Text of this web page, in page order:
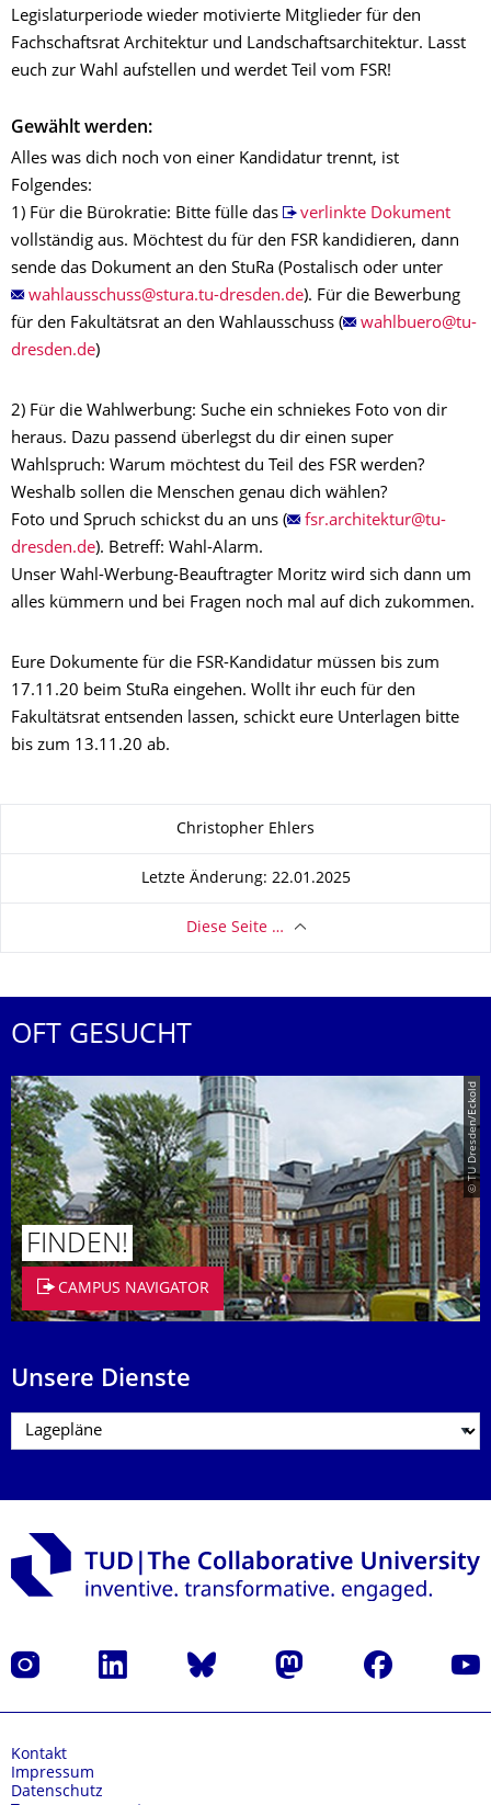
Legislaturperiode wieder motivierte Mitglieder für den
Fachschaftsrat Architektur und Landschaftsarchitektur. Lasst
euch zur Wahl aufstellen und werdet Teil vom FSR!
Gewählt werden:
Alles was dich noch von einer Kandidatur trennt, ist
Folgendes:
1) Für die Bürokratie: Bitte fülle das
verlinkte Dokument
vollständig aus. Möchtest du für den FSR kandidieren, dann
sende das Dokument an den StuRa (Postalisch oder unter
). Für die Bewerbung
für den Fakultätsrat an den Wahlausschuss (
)
2) Für die Wahlwerbung: Suche ein schniekes Foto von dir
heraus. Dazu passend überlegst du dir einen super
Wahlspruch: Warum möchtest du Teil des FSR werden?
Weshalb sollen die Menschen genau dich wählen?
Foto und Spruch schickst du an uns (
). Betreff: Wahl-Alarm.
Unser Wahl-Werbung-Beauftragter Moritz wird sich dann um
alles kümmern und bei Fragen noch mal auf dich zukommen.
Eure Dokumente für die FSR-Kandidatur müssen bis zum
17.11.20 beim StuRa eingehen. Wollt ihr euch für den
Fakultätsrat entsenden lassen, schickt eure Unterlagen bitte
bis zum 13.11.20 ab.
Christopher Ehlers
Letzte Änderung: 22.01.2025
Diese Seite …
OFT GESUCHT
© TU Dresden/Eckold
FINDEN!
CAMPUS NAVIGATOR
Unsere Dienste
Instagram LinkedIn Bluesky Mastodon Facebook
Kontakt
Impressum
Datenschutz